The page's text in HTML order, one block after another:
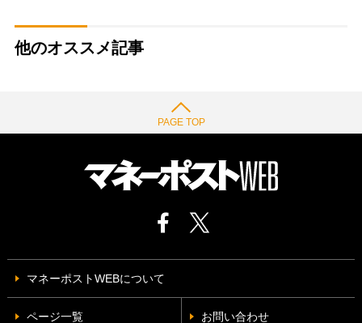
他のオススメ記事
PAGE TOP
マネーポストWEBについて
ページ一覧 お問い合わせ